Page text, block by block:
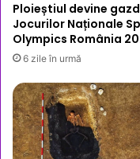
Ploieștiul devine
Jocurilor Naționale
Olympics România
6 zile în urmă